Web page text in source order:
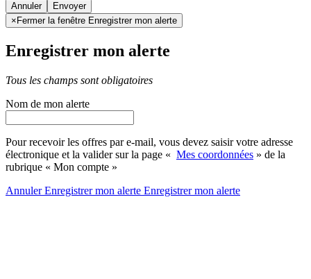
Annuler
× Fermer la fenêtre Enregistrer mon alerte
Enregistrer mon alerte
Tous les champs sont obligatoires
Nom de mon alerte
Pour recevoir les offres par e-mail, vous devez saisir votre adresse
électronique et la valider sur la page « Mes coordonnées » de la
rubrique « Mon compte »
AnnulerEnregistrer mon alerte Enregistrermon alerte